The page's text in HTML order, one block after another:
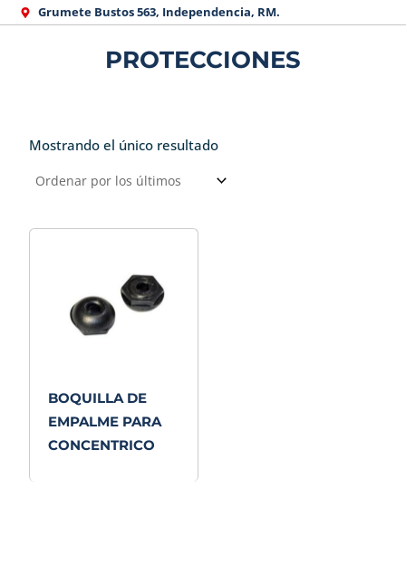
Grumete Bustos 563, Independencia, RM.
PROTECCIONES
Mostrando el único resultado
BOQUILLA DE
EMPALME PARA
CONCENTRICO